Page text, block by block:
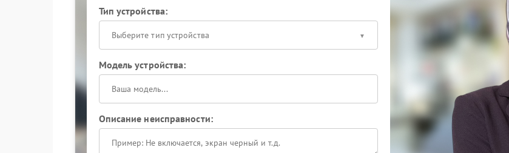
Тип устройства:
Выберите тип устройства
Модель устройства:
Описание неисправности: